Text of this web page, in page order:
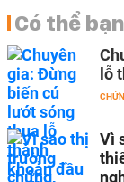
Có thể
lỗ
Vì